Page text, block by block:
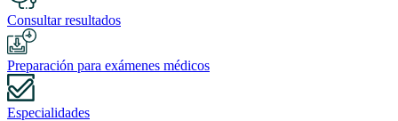
Consultar resultados
Preparación para exámenes médicos
Especialidades